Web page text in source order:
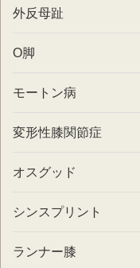
外反母趾
O脚
モートン病
変形性膝関節症
オスグッド
シンスプリント
ランナー膝